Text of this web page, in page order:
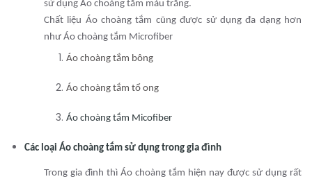
sử dụng Áo choàng tắm màu trắng.
Chất liệu Áo choàng tắm cũng được sử dụng đa dạng hơn
như Áo choàng tắm Microfiber
Áo choàng tắm bông
Áo choàng tắm tổ ong
Áo choàng tắm Micofiber
Các loại Áo choàng tắm sử dụng trong gia đình
Trong gia đình thì Áo choàng tắm hiện nay được sử dụng rất